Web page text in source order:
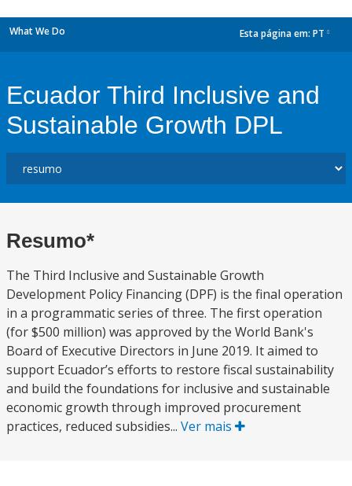
What We Do Esta página em: PT
Ecuador Third Inclusive and
Sustainable Growth DPL
Resumo*
The Third Inclusive and Sustainable Growth
Development Policy Financing (DPF) is the final operation
in a programmatic series of three. The first operation
(for $500 million) was approved by the World Bank's
Board of Executive Directors in June 2019. It aimed to
support Ecuador’s efforts to restore fiscal sustainability
and build the foundations for inclusive and sustainable
economic growth through improved procurement
practices, reduced subsidies... Ver mais